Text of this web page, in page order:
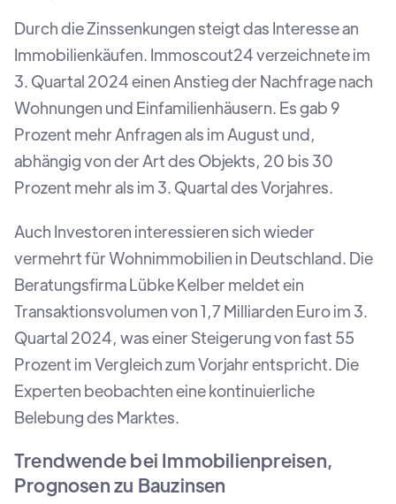
Durch die Zinssenkungen steigt das Interesse an
Immobilienkäufen. Immoscout24 verzeichnete im
3. Quartal 2024 einen Anstieg der Nachfrage nach
Wohnungen und Einfamilienhäusern. Es gab 9
Prozent mehr Anfragen als im August und,
abhängig von der Art des Objekts, 20 bis 30
Prozent mehr als im 3. Quartal des Vorjahres.
Auch Investoren interessieren sich wieder
vermehrt für Wohnimmobilien in Deutschland. Die
Beratungsfirma Lübke Kelber meldet ein
Transaktionsvolumen von 1,7 Milliarden Euro im 3.
Quartal 2024, was einer Steigerung von fast 55
Prozent im Vergleich zum Vorjahr entspricht. Die
Experten beobachten eine kontinuierliche
Belebung des Marktes.
Trendwende bei Immobilienpreisen,
Prognosen zu Bauzinsen